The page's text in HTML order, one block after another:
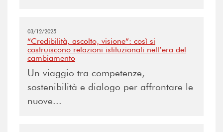
03/12/2025
“Credibilità, ascolto, visione”: così si
costruiscono relazioni istituzionali nell’era del
cambiamento
Un viaggio tra competenze,
sostenibilità e dialogo per affrontare le
nuove...